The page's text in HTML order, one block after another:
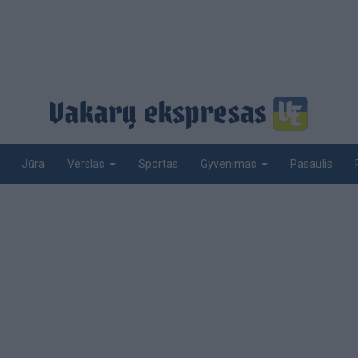
Jūra Verslas Sportas Gyvenimas Pasaulis